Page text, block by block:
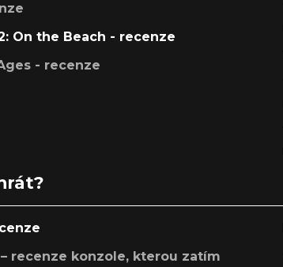
On the Beach - recenze
- recenze
recenze konzole, kterou zatím